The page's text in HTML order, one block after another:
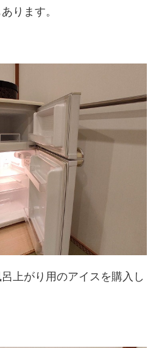
ります。
上がり用のアイスを購入し